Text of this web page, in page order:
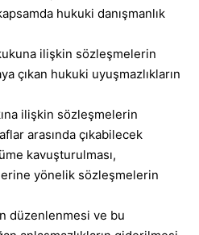
hukuki danışmanlık
ilişkin sözleşmelerin
çıkan hukuki uyuşmazlıkların
ilişkin sözleşmelerin
arasında çıkabilecek
kavuşturulması,
yönelik sözleşmelerin
düzenlenmesi ve bu